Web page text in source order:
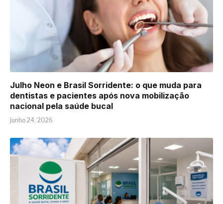
Julho Neon e Brasil Sorridente: o que muda para
dentistas e pacientes após nova mobilização
nacional pela saúde bucal
junho 24, 2026